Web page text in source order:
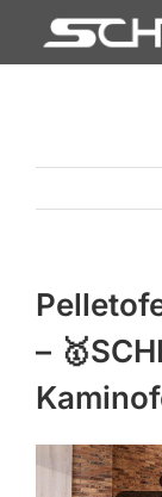
Inhalt
PROFIL
–